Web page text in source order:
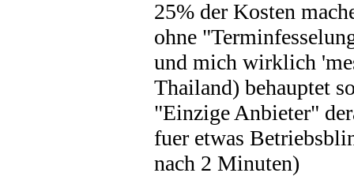
25% der Kosten
ohne
und mich wirklich
Thailand) behauptet
"Einzige Anbieter"
fuer etwas
nach 2 Minuten)